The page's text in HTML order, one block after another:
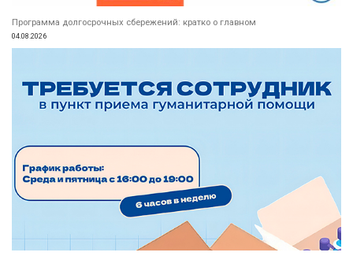
Программа долгосрочных сбережений: кратко о главном
04.08.2026